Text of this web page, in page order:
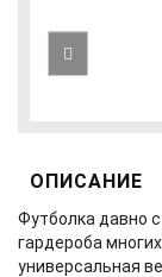
ОПИСАНИЕ
Футболка давно
гардероба
универсальная